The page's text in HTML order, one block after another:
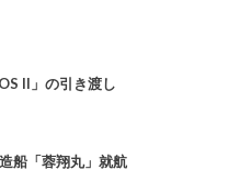
II」の引き渡し
船「蓉翔丸」就航